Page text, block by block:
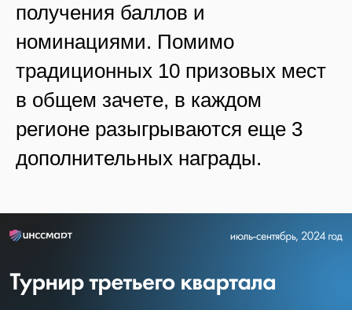
получения баллов и
номинациями. Помимо
традиционных 10 призовых мест
в общем зачете, в каждом
регионе разыгрываются еще 3
дополнительных награды.